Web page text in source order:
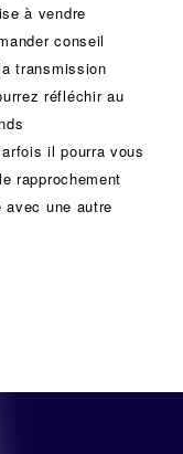
à vendre
conseil
transmission
réfléchir au
il pourra vous
rapprochement
avec une autre